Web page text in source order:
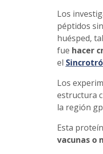
Los
péptidos
huésped,
fue hacer
el
Los
estructura
la región
Esta
vacunas o